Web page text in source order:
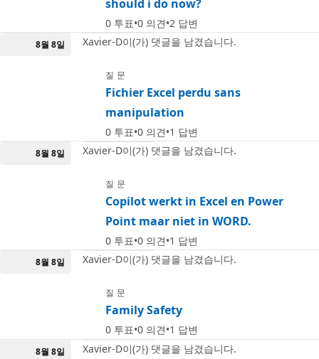
should i do now?
0 투표 0 의견 2 답변
8월 8일 Xavier-D이(가) 댓글을 남겼습니다.
질문
Fichier Excel perdu sans
manipulation
0 투표 0 의견 1 답변
8월 8일 Xavier-D이(가) 댓글을 남겼습니다.
질문
Copilot werkt in Excel en Power
Point maar niet in WORD.
0 투표 0 의견 1 답변
8월 8일 Xavier-D이(가) 댓글을 남겼습니다.
질문
Family Safety
0 투표 0 의견 1 답변
8월 8일 Xavier-D이(가) 댓글을 남겼습니다.